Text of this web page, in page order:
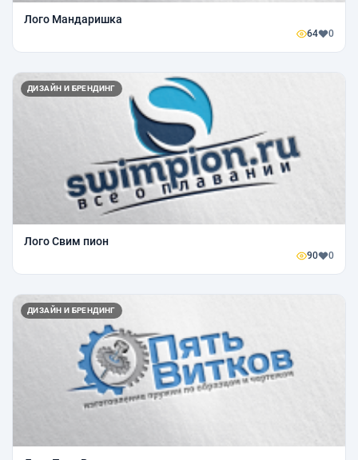
Лого Мандаришка
64 0
ДИЗАЙН И БРЕНДИНГ
Лого Свим пион
90 0
ДИЗАЙН И БРЕНДИНГ